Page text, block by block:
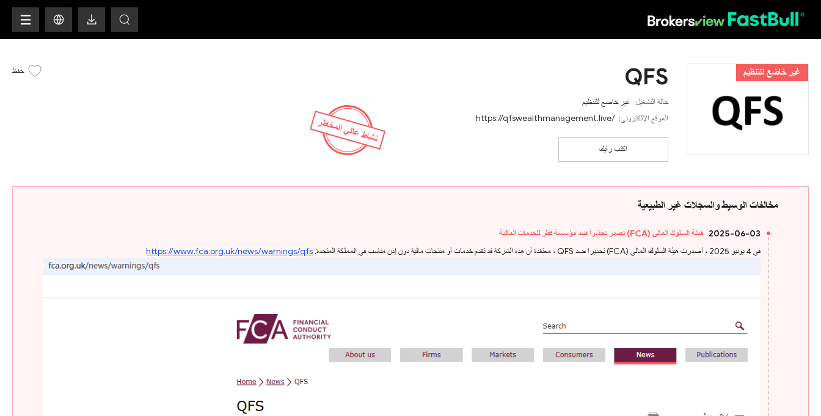
غير خاضع للتنظيم حفظ QFS
حالة التشغيل: غير خاضع للتنظيم
الموقع الإلكتروني: https://qfswealthmanagement.live/
اكتب رأيك
نشاط عالي المخاطر
مخالفات الوسيط والسجلات غير الطبيعية
2025-06-03 هيئة السلوك المالي (FCA) تصدر تحذيرا ضد مؤسسة قطر للخدمات المالية
في 4 يونيو 2025 ، أصدرت هيئة السلوك المالي (FCA) تحذيرا ضد QFS ، معتقدة أن هذه الشركة قد تقدم خدمات أو منتجات مالية دون إذن مناسب في المملكة المتحدة.
https://www.fca.org.uk/news/warnings/qfs